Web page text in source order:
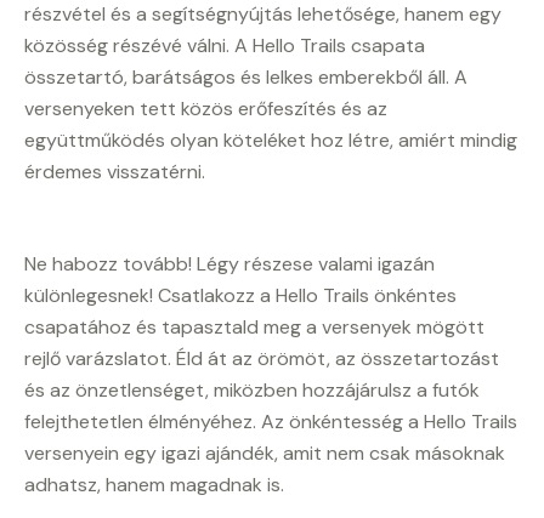
részvétel és a segítségnyújtás lehetősége, hanem egy
közösség részévé válni. A Hello Trails csapata
összetartó, barátságos és lelkes emberekből áll. A
versenyeken tett közös erőfeszítés és az
együttműködés olyan köteléket hoz létre, amiért mindig
érdemes visszatérni.
Ne habozz tovább! Légy részese valami igazán
különlegesnek! Csatlakozz a Hello Trails önkéntes
csapatához és tapasztald meg a versenyek mögött
rejlő varázslatot. Éld át az örömöt, az összetartozást
és az önzetlenséget, miközben hozzájárulsz a futók
felejthetetlen élményéhez. Az önkéntesség a Hello Trails
versenyein egy igazi ajándék, amit nem csak másoknak
adhatsz, hanem magadnak is.